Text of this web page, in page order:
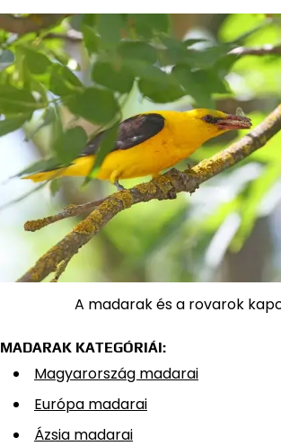
A madarak és a rovarok
MADARAK KATEGÓRIÁI:
Magyarország madarai
Európa madarai
Ázsia madarai